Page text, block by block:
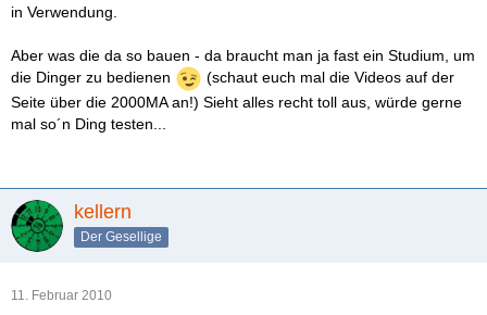
in Verwendung.
Aber was die da so bauen - da braucht man ja fast ein Studium, um
die Dinger zu bedienen
(schaut euch mal die Videos auf der
Seite über die 2000MA an!) Sieht alles recht toll aus, würde gerne
mal so´n Ding testen...
kellern
Der Gesellige
11. Februar 2010